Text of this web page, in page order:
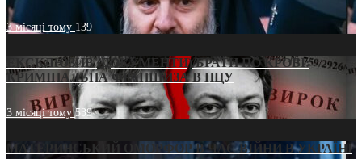
3 місяці тому 139
ЕКСКЛЮЗИВ (ДОКУМЕНТИ)/БРАТИ ПО КРОВІ:
КРИМІНАЛЬНА ФРАНШИЗА В ПЦУ
3 місяці тому539
МАТЕРИНСЬКИЙ ОМОРФОР В ЧАС ВІЙНИ В УКРАЇНІ